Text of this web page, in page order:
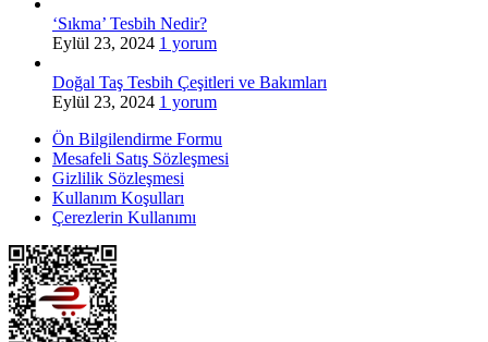
‘Sıkma’ Tesbih Nedir?
Eylül 23, 2024 1 yorum
Doğal Taş Tesbih Çeşitleri ve Bakımları
Eylül 23, 2024 1 yorum
Ön Bilgilendirme Formu
Mesafeli Satış Sözleşmesi
Gizlilik Sözleşmesi
Kullanım Koşulları
Çerezlerin Kullanımı